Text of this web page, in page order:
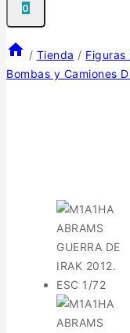
0
/ Tienda / Figuras
Bombas y Camiones